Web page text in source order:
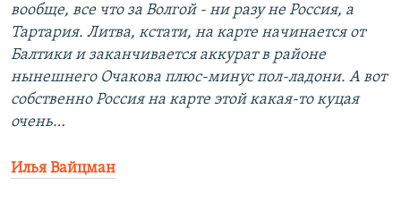
вообще, все что за Волгой - ни разу не Россия, а
Тартария. Литва, кстати, на карте начинается от
Балтики и заканчивается аккурат в районе
нынешнего Очакова плюс-минус пол-ладони. А вот
собственно Россия на карте этой какая-то куцая
очень…
Илья Вайцман